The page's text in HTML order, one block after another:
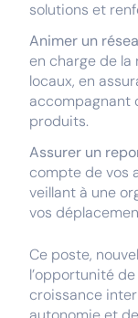
solutions et
Animer un
en charge de
locaux, en
accompagnant
produits.
Assurer un
compte de vos
veillant à une
vos
Ce poste,
l’opportunité
croissance